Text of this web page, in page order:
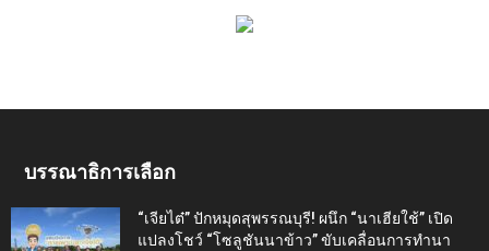
บรรณาธิการเลือก
“เจียไต๋” ปักหมุดสุพรรณบุรี! ผนึก “นาเฮียใช้” เปิด
แปลงโชว์ “โซลูชันนาข้าว” ขับเคลื่อนการทำนา